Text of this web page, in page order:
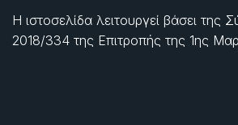
Η ιστοσελίδα λειτουργεί βάσει της
2018/334 της Επιτροπής της 1ης